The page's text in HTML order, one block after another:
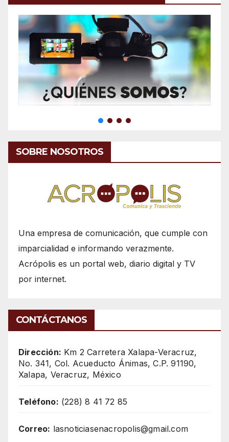
SOBRE NOSOTROS
Una empresa de comunicación, que cumple con
imparcialidad e informando verazmente.
Acrópolis es un portal web, diario digital y TV
por internet.
CONTÁCTANOS
Dirección: Km 2 Carretera Xalapa-Veracruz,
No. 341, Col. Acueducto Ánimas, C.P. 91190,
Xalapa, Veracruz, México
Teléfono: (228) 8 41 72 85
Correo: lasnoticiasenacropolis@gmail.com